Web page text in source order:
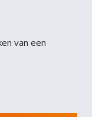
van een